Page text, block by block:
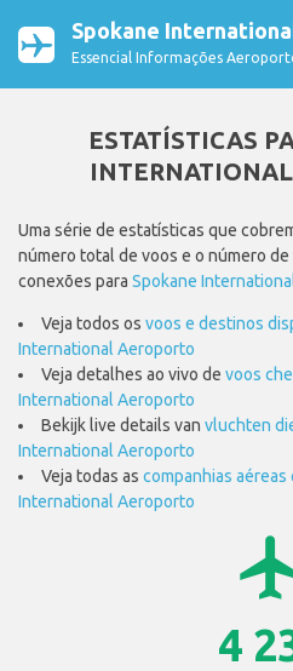
Spokane
Essencial Informações
ESTATÍSTICAS
Uma série de estatísticas que
número total de voos e o número
conexões para Spokane
Veja todos os voos e destinos
International Aeroporto
Veja detalhes ao vivo de voos
International Aeroporto
Bekijk live details van vluchten
International Aeroporto
Veja todas as companhias aéreas
International Aeroporto
4